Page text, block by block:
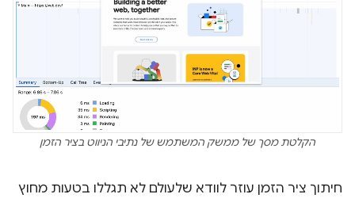
הקלטת מסך של ממשק המשתמש של נתיבי הניווט בציר הזמן
חיתוך ציר הזמן עוזר לוודא שלעולם לא תגללו בטעות מחוץ